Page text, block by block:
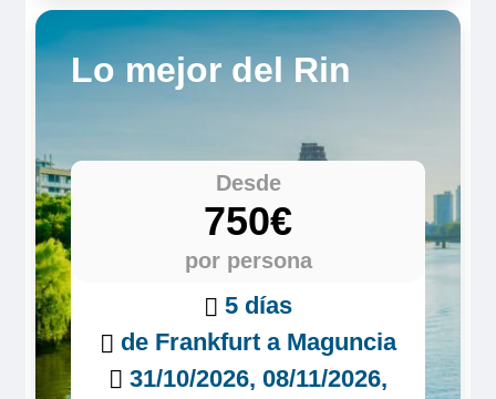
Lo mejor del Rin
Desde
750€
por persona
5 días
de Frankfurt a Maguncia
31/10/2026, 08/11/2026,